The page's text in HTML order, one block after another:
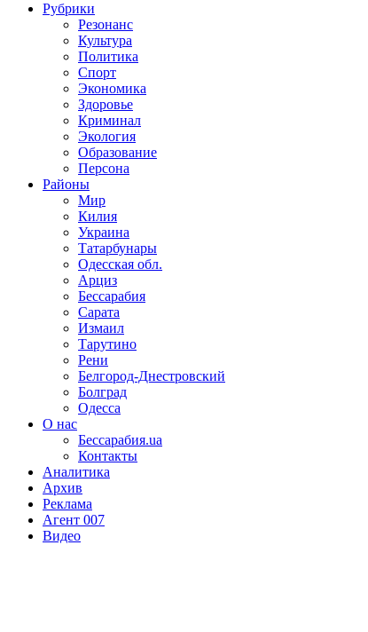
Рубрики
Резонанс
Культура
Политика
Спорт
Экономика
Здоровье
Криминал
Экология
Образование
Персона
Районы
Мир
Килия
Украина
Татарбунары
Одесская обл.
Арциз
Бессарабия
Сарата
Измаил
Тарутино
Рени
Белгород-Днестровский
Болград
Одесса
О нас
Бессарабия.ua
Контакты
Аналитика
Архив
Реклама
Агент 007
Видео